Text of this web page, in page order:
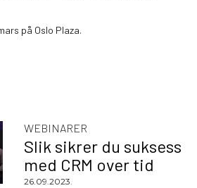
på Oslo Plaza.
WEBINARER
Slik sikrer du suksess
med CRM over tid
26.09.2023.